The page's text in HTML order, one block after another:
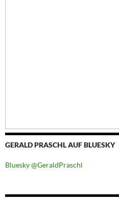
GERALD PRASCHL AUF BLUESKY
Bluesky @GeraldPraschl